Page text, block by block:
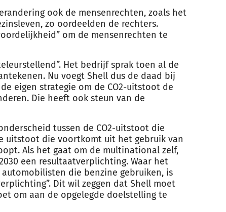
ook de mensenrechten, zoals het
zo oordeelden de rechters.
om de mensenrechten te
Het bedrijf sprak toen al de
Nu voegt Shell dus de daad bij
eigen strategie om de CO2-uitstoot de
Die heeft ook steun van de
tussen de CO2-uitstoot die
uitstoot die voortkomt uit het gebruik van
Als het gaat om de multinational zelf,
een resultaatverplichting. Waar het
die benzine gebruiken, is
Dit wil zeggen dat Shell moet
om aan de opgelegde doelstelling te